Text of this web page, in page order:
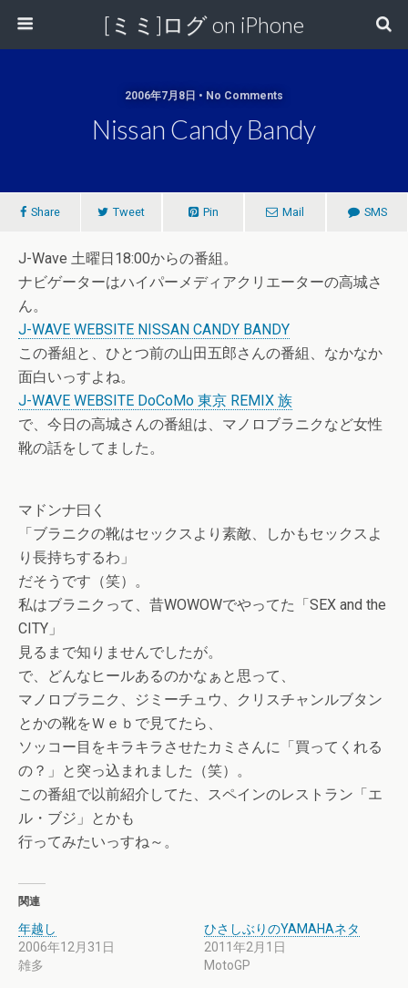
[ミミ]ログ on iPhone
2006年7月8日 • No Comments
Nissan Candy Bandy
Share Tweet Pin Mail SMS
J-Wave 土曜日18:00からの番組。
ナビゲーターはハイパーメディアクリエーターの高城さ
ん。
J-WAVE WEBSITE NISSAN CANDY BANDY
この番組と、ひとつ前の山田五郎さんの番組、なかなか
面白いっすよね。
J-WAVE WEBSITE DoCoMo 東京 REMIX 族
で、今日の高城さんの番組は、マノロブラニクなど女性
靴の話をしてました。
マドンナ曰く
「ブラニクの靴はセックスより素敵、しかもセックスよ
り長持ちするわ」
だそうです（笑）。
私はブラニクって、昔WOWOWでやってた「SEX and the
CITY」
見るまで知りませんでしたが。
で、どんなヒールあるのかなぁと思って、
マノロブラニク、ジミーチュウ、クリスチャンルブタン
とかの靴をＷｅｂで見てたら、
ソッコー目をキラキラさせたカミさんに「買ってくれる
の？」と突っ込まれました（笑）。
この番組で以前紹介してた、スペインのレストラン「エ
ル・ブジ」とかも
行ってみたいっすね～。
関連
年越し
2006年12月31日
雑多
ひさしぶりのYAMAHAネタ
2011年2月1日
MotoGP